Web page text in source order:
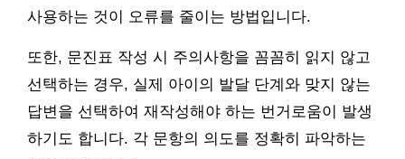
사용하는 것이 오류를 줄이는 방법입니다.
또한, 문진표 작성 시 주의사항을 꼼꼼히 읽지 않고
선택하는 경우, 실제 아이의 발달 단계와 맞지 않는
답변을 선택하여 재작성해야 하는 번거로움이 발생
하기도 합니다. 각 문항의 의도를 정확히 파악하는